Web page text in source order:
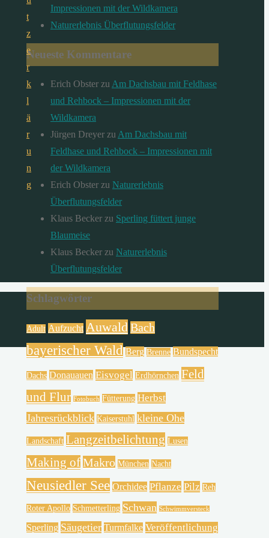
Impressionen mit der Wildkamera
Naturerlebnis Überflutungsfelder
Neueste Kommentare
Erich Obster zu Am Dachsbau mit Feldhase
und Rehbock – Impressionen mit der
Wildkamera
Jürgen Dreyer zu Am Dachsbau mit
Feldhase und Rehbock – Impressionen mit
der Wildkamera
Erich Obster zu Naturerlebnis
Überflutungsfelder
Klaus Becker zu Sperling füttert junge
Blaumeise
Klaus Becker zu Naturerlebnis
Überflutungsfelder
Schlagwörter
Adult Aufzucht AuwaldBach
bayerischer Wald Berg Brenne Bundspecht
Dachs Donauauen Eisvogel Erdhörnchen Feld
und Flur Fotobuch Fütterung Herbst
Jahresrückblick Kaiserstuhl kleine Ohe
Landschaft Langzeitbelichtung Lusen
Making ofMakro München Nacht
Neusiedler See Orchidee Pflanze Pilz Reh
Roter Apollo Schmetterling Schwan Schwimmversteck
Sperling Säugetier Turmfalke Veröffentlichung
t
z
e
r
k
l
ä
r
u
n
g